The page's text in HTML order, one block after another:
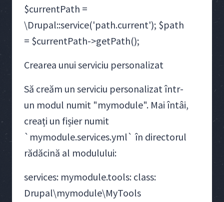
$currentPath =
\Drupal::service('path.current'); $path
= $currentPath->getPath();
Crearea unui serviciu personalizat
Să creăm un serviciu personalizat într-
un modul numit "mymodule". Mai întâi,
creați un fișier numit
`mymodule.services.yml` în directorul
rădăcină al modulului:
services: mymodule.tools: class:
Drupal\mymodule\MyTools